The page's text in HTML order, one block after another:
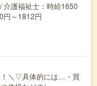
介護福祉士：時給1650
円～1812円
！＼▽具体的には…・買